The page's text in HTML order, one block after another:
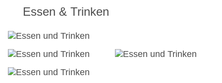
Haustiere nicht erlaubt
Parkmöglichkeiten: Stellplätze, überdacht: ohne
Gebühr, nicht überdacht: ohne Gebühr, Valet
Parking: ohne Gebühr
Tagungseinrichtungen: Konferenzräume: 03,
gegen Gebühr, Coffee Breaks: gegen Gebühr
Essen & Trinken